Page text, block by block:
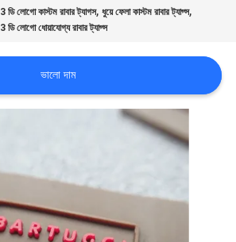
3 ডি লোগো কাস্টম রাবার ট্যাগস,ধুয়ে ফেলা কাস্টম রাবার ট্যাগ্স,
3 ডি লোগো ধোয়াযোগ্য রাবার ট্যাগ্স
ভালো দাম